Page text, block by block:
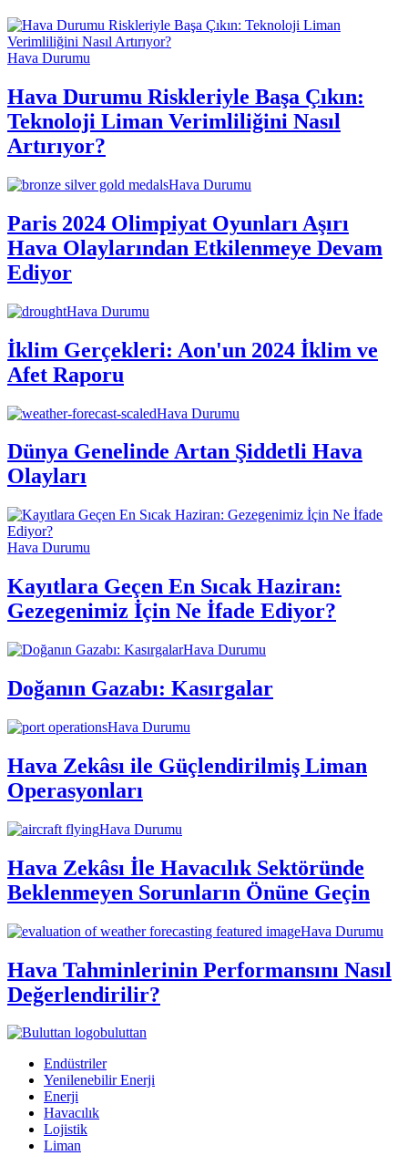
Hava Durumu
Hava Durumu Riskleriyle Başa Çıkın:
Teknoloji Liman Verimliliğini Nasıl
Artırıyor?
Hava Durumu
Paris 2024 Olimpiyat Oyunları Aşırı
Hava Olaylarından Etkilenmeye Devam
Ediyor
Hava Durumu
İklim Gerçekleri: Aon'un 2024 İklim ve
Afet Raporu
Hava Durumu
Dünya Genelinde Artan Şiddetli Hava
Olayları
Hava Durumu
Kayıtlara Geçen En Sıcak Haziran:
Gezegenimiz İçin Ne İfade Ediyor?
Hava Durumu
Doğanın Gazabı: Kasırgalar
Hava Durumu
Hava Zekâsı ile Güçlendirilmiş Liman
Operasyonları
Hava Durumu
Hava Zekâsı İle Havacılık Sektöründe
Beklenmeyen Sorunların Önüne Geçin
Hava Durumu
Hava Tahminlerinin Performansını Nasıl
Değerlendirilir?
buluttan
Endüstriler
Yenilenebilir Enerji
Enerji
Havacılık
Lojistik
Liman